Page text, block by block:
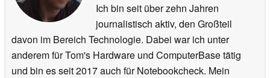
Ich bin seit über zehn Jahren
journalistisch aktiv, den Großteil
davon im Bereich Technologie. Dabei war ich unter
anderem für Tom's Hardware und ComputerBase tätig
und bin es seit 2017 auch für Notebookcheck. Mein